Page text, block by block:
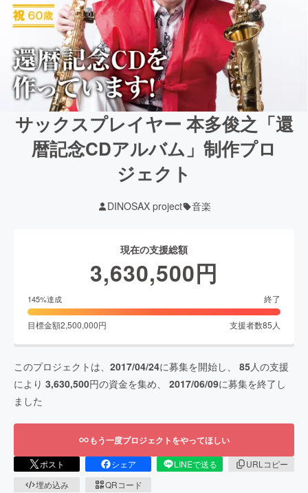
サックスプレイヤー 本多俊之「還
暦記念CDアルバム」制作プロ
ジェクト
DINOSAX project 音楽
現在の支援総額
3,630,500円
145%達成 終了
目標金額2,500,000円 支援者数85 人
このプロジェクトは、 2017/04/24に募集を開始し、 85人の支援
により 3,630,500円の資金を集め、 2017/06/09に募集を終了し
ました
もう一度プロジェクトをやってほしい
ポスト シェア LINEで送る
URLコピー
埋め込み
QRコード